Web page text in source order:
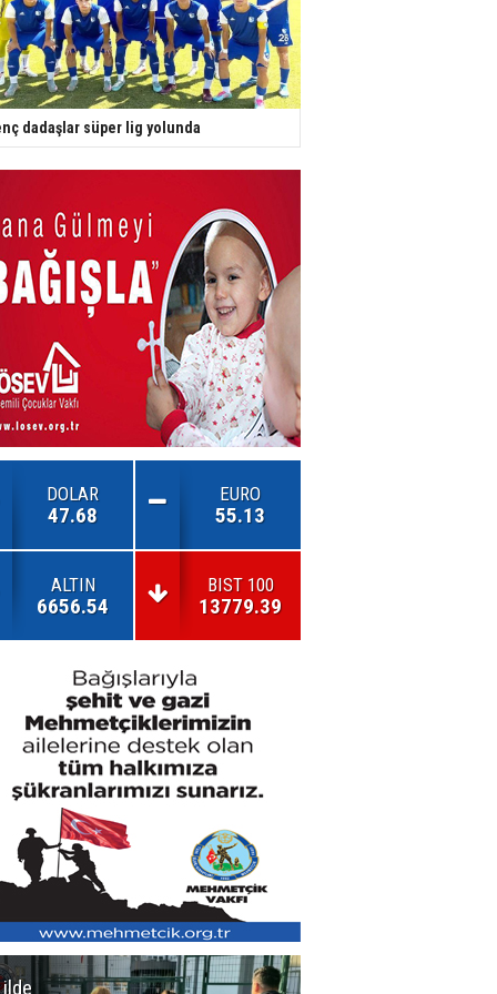
dadaşlar süper lig yolunda
DOLAR
47.68
EURO
55.13
ALTIN
6656.54
BIST 100
13779.39